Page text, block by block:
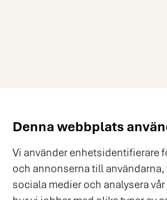
Denna webbplats
Vi använder enhetsidentifierare
och annonserna till
sociala medier och analysera